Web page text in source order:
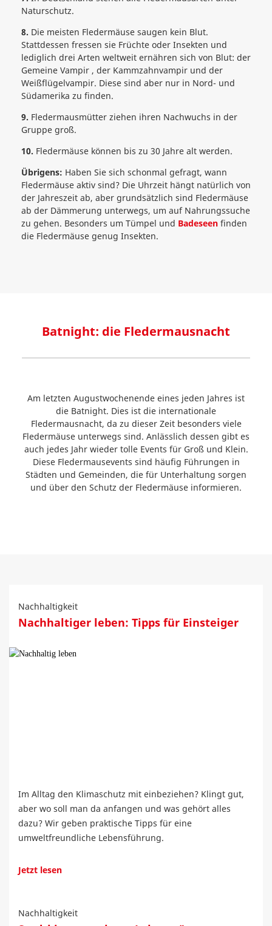
Naturschutz.
8. Die meisten Fledermäuse saugen kein Blut.
Stattdessen fressen sie Früchte oder Insekten und
lediglich drei Arten weltweit ernähren sich von Blut: der
Gemeine Vampir , der Kammzahnvampir und der
Weißflügelvampir. Diese sind aber nur in Nord- und
Südamerika zu finden.
9. Fledermausmütter ziehen ihren Nachwuchs in der
Gruppe groß.
10. Fledermäuse können bis zu 30 Jahre alt werden.
Übrigens: Haben Sie sich schonmal gefragt, wann
Fledermäuse aktiv sind? Die Uhrzeit hängt natürlich von
der Jahreszeit ab, aber grundsätzlich sind Fledermäuse
ab der Dämmerung unterwegs, um auf Nahrungssuche
zu gehen. Besonders um Tümpel und Badeseen finden
die Fledermäuse genug Insekten.
Batnight: die Fledermausnacht
Am letzten Augustwochenende eines jeden Jahres ist
die Batnight. Dies ist die internationale
Fledermausnacht, da zu dieser Zeit besonders viele
Fledermäuse unterwegs sind. Anlässlich dessen gibt es
auch jedes Jahr wieder tolle Events für Groß und Klein.
Diese Fledermausevents sind häufig Führungen in
Städten und Gemeinden, die für Unterhaltung sorgen
und über den Schutz der Fledermäuse informieren.
Nachhaltigkeit
Nachhaltiger leben: Tipps für Einsteiger
Im Alltag den Klimaschutz mit einbeziehen? Klingt gut,
aber wo soll man da anfangen und was gehört alles
dazu? Wir geben praktische Tipps für eine
umweltfreundliche Lebensführung.
Jetzt lesen
Nachhaltigkeit